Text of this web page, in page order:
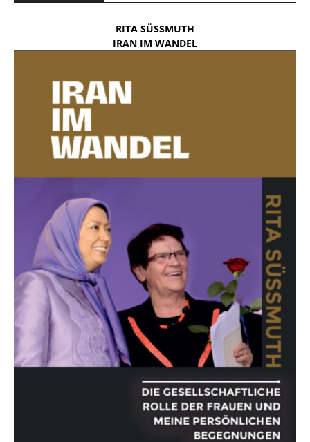
RITA SÜSSMUTH
IRAN IM WANDEL